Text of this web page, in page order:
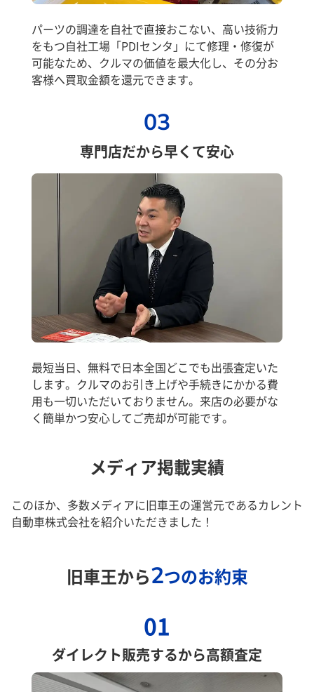
パーツの調達を自社で直接おこない、高い技術力
をもつ自社工場「PDIセンタ」にて修理・修復が
可能なため、クルマの価値を最大化し、その分お
客様へ買取金額を還元できます。
03
専門店だから早くて安心
最短当日、無料で日本全国どこでも出張査定いた
します。クルマのお引き上げや手続きにかかる費
用も一切いただいておりません。来店の必要がな
く簡単かつ安心してご売却が可能です。
メディア掲載実績
このほか、多数メディアに旧車王の運営元であるカレント
自動車株式会社を紹介いただきました！
旧車王から2つのお約束
01
ダイレクト販売するから高額査定